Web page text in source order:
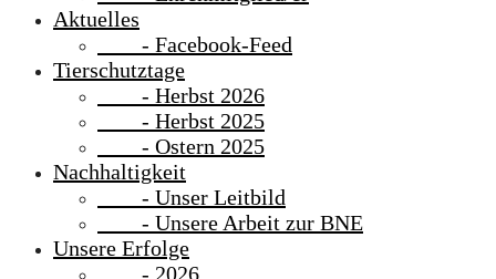
Aktuelles
- Facebook-Feed
Tierschutztage
- Herbst 2026
- Herbst 2025
- Ostern 2025
Nachhaltigkeit
- Unser Leitbild
- Unsere Arbeit zur BNE
Unsere Erfolge
- 2026